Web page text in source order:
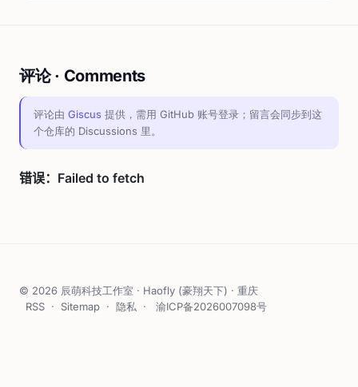
评论 · Comments
评论由 Giscus 提供，需用 GitHub 账号登录；留言会同步到这
个仓库的 Discussions 里。
© 2026 辰萌科技工作室 · Haofly (豪翔天下) · 重庆
RSS · Sitemap · 隐私 · 渝ICP备2026007098号